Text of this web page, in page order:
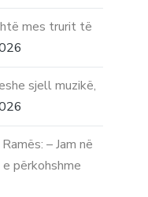
mes trurit të
sjell muzikë,
– Jam në
përkohshme